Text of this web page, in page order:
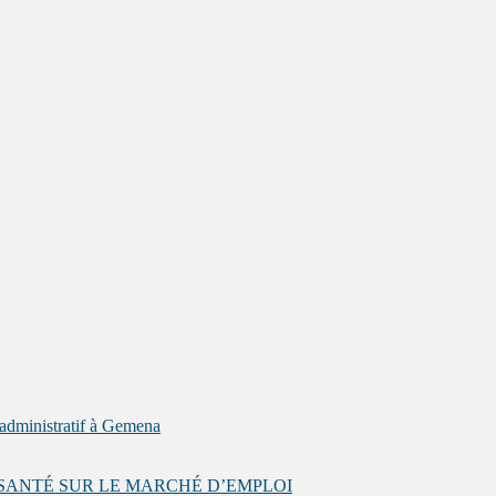
à Gemena
SUR LE MARCHÉ D’EMPLOI